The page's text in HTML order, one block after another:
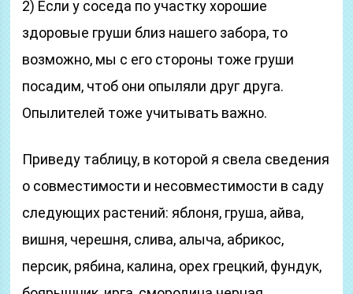
2) Если у соседа по участку хорошие
здоровые груши близ нашего забора, то
возможно, мы с его стороны тоже груши
посадим, чтоб они опыляли друг друга.
Опылителей тоже учитывать важно.
Приведу таблицу, в которой я свела сведения
о совместимости и несовместимости в саду
следующих растений: яблоня, груша, айва,
вишня, черешня, слива, алыча, абрикос,
персик, рябина, калина, орех грецкий, фундук,